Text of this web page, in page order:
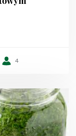
4